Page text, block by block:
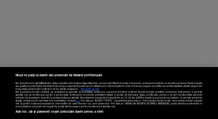
Nouă ne pasă ca datele tale personale să rămână confidențiale
Noi și partenerii noștri589stocăm și/sau accesăm informații pe dispozitivul dvs., precum identificatorii cookie unici pentru prelucrarea datelor cu caracter personal. Puteți accepta
sau gestiona preferințele dvs. făcând clic mai jos, respectiv vă puteți opune utilizării unui interes legitim în orice moment pe pagina cu politica de confidențialitate. Aceste alegeri vor
fi raportate partenerilor noștri și nu vă vor afecta navigarea.
Mai multe detalii
Noi si partenerii nostri (retelele de socializare si agentiile de publicitate partenere, precum si furnizorii nostri de servicii de date analitice) prelucram date pentru a permite
website-ului sa functioneze, pentru a personaliza continutul si anunturile publicitare afisate in functie de interesele si/sau profilul dvs., pentru a va oferi functionalitati aferente
retelelor de socializare si pentru a analiza traficul pe website. Beneficiati de drepturile prevazute de art. 15-22 din GDPR in legatura cu prelucrarea datelor cu caracter personal.
Aceste drepturi pot fi exercitate prin modalitatea indicataaici. Prin click pe “ACCEPT TOATE”, acceptati folosirea tuturor Tehnologiilor de tip Cookie, care implica inclusiv acceptul
dvs. cu privire la stocarea/accesarea informatiilor de catre Vendor-ii cu care colaboram. Prin click pe “VREAU SA MODIFIC SETARILE INDIVIDUAL” puteti schimba preferintele in
mod individual, mai putin cele legate de cookie strict necesare pentru functionarea website-ului.
Atât noi, cât și partenerii noștri prelucrăm datele pentru a oferi: